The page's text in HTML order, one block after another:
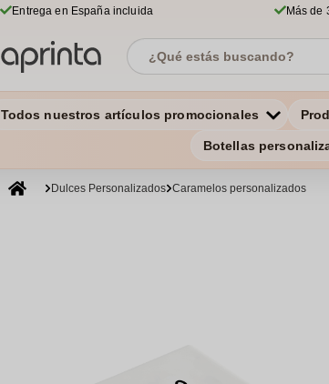
Entrega en España incluida Más de
Todos nuestros artículos promocionales
Botellas
Dulces Personalizados Caramelos personalizados